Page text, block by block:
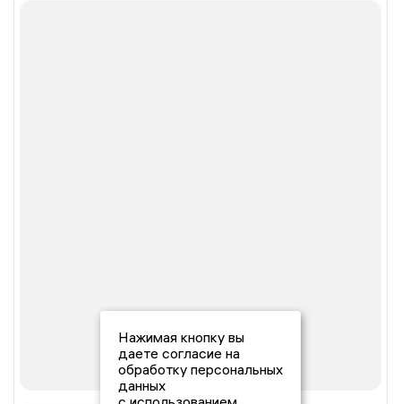
Нажимая кнопку вы
даете согласие на
обработку персональных
данных